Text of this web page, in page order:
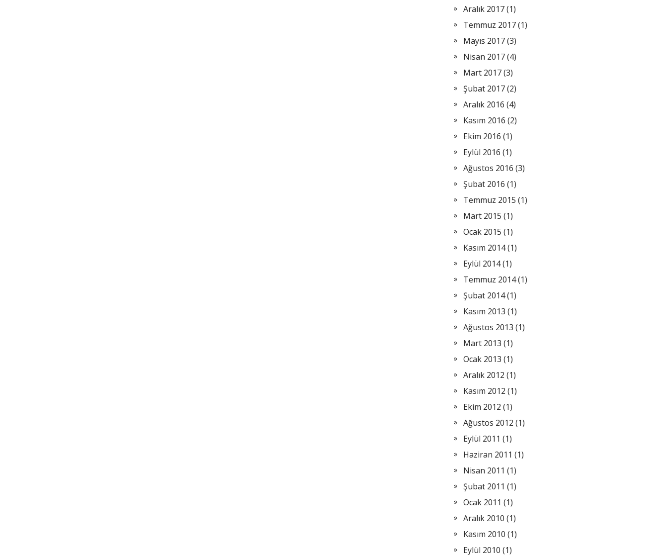
Aralık 2017(1)
Temmuz 2017(1)
Mayıs 2017(3)
Nisan 2017(4)
Mart 2017(3)
Şubat 2017(2)
Aralık 2016 (4)
Kasım 2016 (2)
Ekim 2016 (1)
Eylül 2016 (1)
Ağustos 2016 (3)
Şubat 2016 (1)
Temmuz 2015 (1)
Mart 2015 (1)
Ocak 2015 (1)
Kasım 2014(1)
Eylül 2014(1)
Temmuz 2014(1)
Şubat 2014(1)
Kasım 2013 (1)
Ağustos 2013 (1)
Mart 2013 (1)
Ocak 2013 (1)
Aralık 2012 (1)
Kasım 2012 (1)
Ekim 2012 (1)
Ağustos 2012 (1)
Eylül 2011 (1)
Haziran 2011 (1)
Nisan 2011 (1)
Şubat 2011 (1)
Ocak 2011 (1)
Aralık 2010 (1)
Kasım 2010 (1)
Eylül 2010 (1)